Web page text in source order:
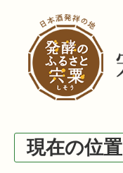
現在の位置